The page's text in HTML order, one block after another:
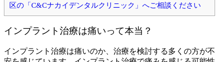
区の「C&Cナカイデンタルクリニック」へご相談ください
インプラント治療は痛いって本当？
インプラント治療は痛いのか、治療を検討する多くの方が不